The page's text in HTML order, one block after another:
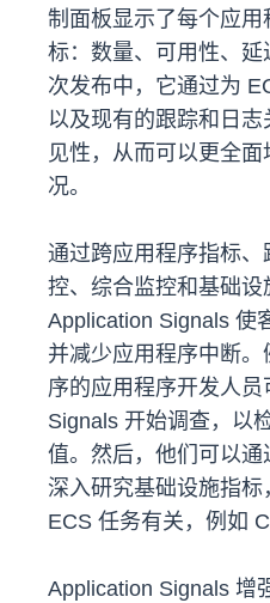
制面板显示了每个应
标：数量、可用性、
次发布中，它通过为
以及现有的跟踪和日志
见性，从而可以更全
况。
通过跨应用程序指标
控、综合监控和基础设
Application Signals 使
并减少应用程序中断
序的应用程序开发人
Signals 开始调查，以
值。然后，他们可以
深入研究基础设施指
ECS 任务有关，例如
Application Signals 增